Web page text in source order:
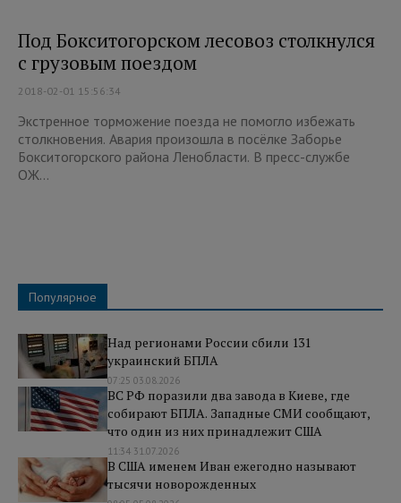
Под Бокситогорском лесовоз столкнулся
с грузовым поездом
2018-02-01 15:56:34
Экстренное торможение поезда не помогло избежать
столкновения. Авария произошла в посёлке Заборье
Бокситогорского района Ленобласти. В пресс-службе
ОЖ...
Популярное
Над регионами России сбили 131
украинский БПЛА
07:25 03.08.2026
ВС РФ поразили два завода в Киеве, где
собирают БПЛА. Западные СМИ сообщают,
что один из них принадлежит США
11:34 31.07.2026
В США именем Иван ежегодно называют
тысячи новорожденных